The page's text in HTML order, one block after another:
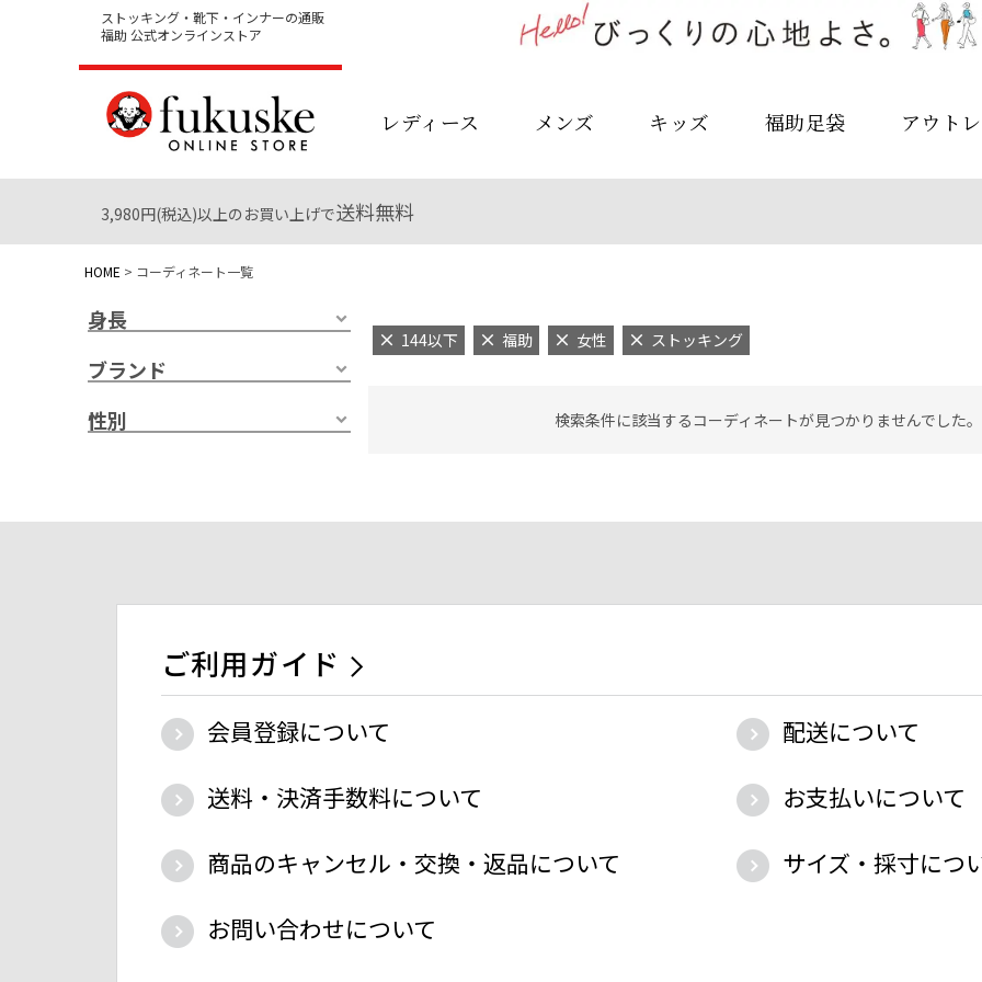
ストッキング・靴下・インナーの通販
福助 公式オンラインストア
レディース メンズ キッズ 福助足袋 アウト
3,980円(税込)以上のお買い上げで送料無料
HOME コーディネート一覧
身長
ブランド
性別
144以下 福助 女性 ストッキング
検索条件に該当するコーディネートが見つかりませんでした
ご利用ガイド
会員登録について
配送について
送料・決済手数料について
お支払いについて
商品のキャンセル・交換・返品について
サイズ・採寸につ
お問い合わせについて